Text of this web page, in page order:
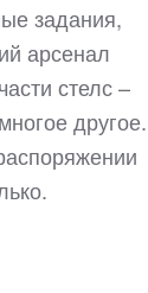
задания,
арсенал
стелс –
другое.